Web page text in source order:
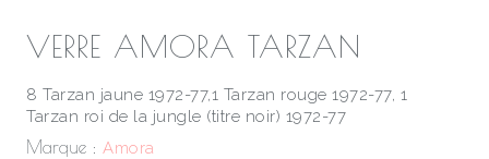
VERRE AMORA TARZAN
8 Tarzan jaune 1972-77,1 Tarzan rouge 1972-77, 1
Tarzan roi de la jungle (titre noir) 1972-77
Marque : Amora